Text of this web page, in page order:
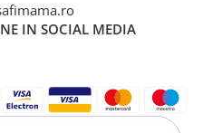
IN SOCIAL MEDIA